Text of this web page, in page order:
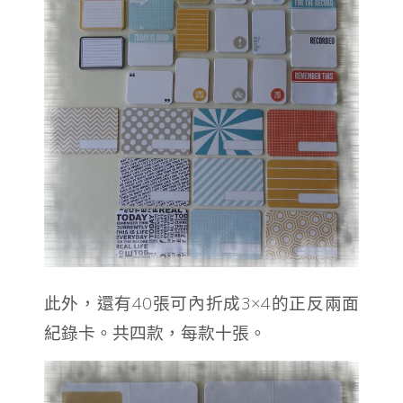
此外，還有40張可內折成3×4的正反兩面
紀錄卡。共四款，每款十張。